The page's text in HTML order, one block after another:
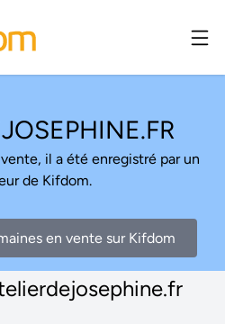
il a été enregistré par un
de Kifdom.
en vente sur Kifdom